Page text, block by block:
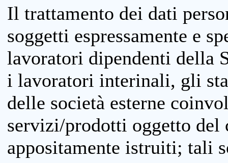
Il trattamento dei dati
soggetti espressamente e
lavoratori dipendenti della
i lavoratori interinali, gli
delle società esterne
servizi/prodotti oggetto
appositamente istruiti; tali